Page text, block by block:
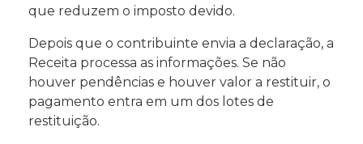
que reduzem o imposto devido.
Depois que o contribuinte envia a declaração, a
Receita processa as informações. Se não
houver pendências e houver valor a restituir, o
pagamento entra em um dos lotes de
restituição.